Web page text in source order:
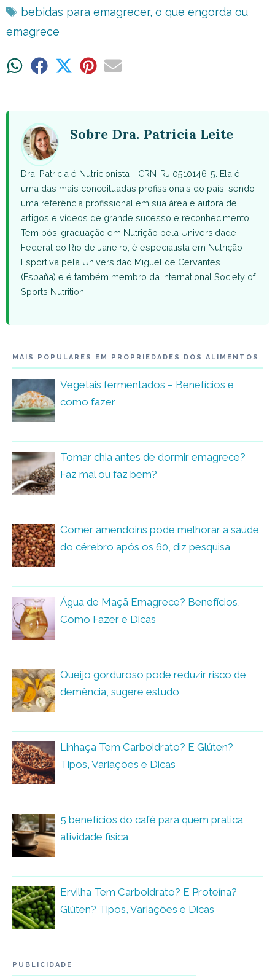
Tags
bebidas para emagrecer, o que engorda ou
emagrece
ShareShare ShareShareShare
Sobre Dra. Patricia Leite
Dra. Patricia é Nutricionista - CRN-RJ 0510146-5. Ela é
uma das mais conceituadas profissionais do país, sendo
uma referência profissional em sua área e autora de
artigos e vídeos de grande sucesso e reconhecimento.
Tem pós-graduação em Nutrição pela Universidade
Federal do Rio de Janeiro, é especialista em Nutrição
Esportiva pela Universidad Miguel de Cervantes
(España) e é também membro da International Society of
Sports Nutrition.
MAIS POPULARES EM PROPRIEDADES DOS ALIMENTOS
Vegetais fermentados – Benefícios e
como fazer
Tomar chia antes de dormir emagrece?
Faz mal ou faz bem?
Comer amendoins pode melhorar a saúde
do cérebro após os 60, diz pesquisa
Água de Maçã Emagrece? Benefícios,
Como Fazer e Dicas
Queijo gorduroso pode reduzir risco de
demência, sugere estudo
Linhaça Tem Carboidrato? E Glúten?
Tipos, Variações e Dicas
5 benefícios do café para quem pratica
atividade física
Ervilha Tem Carboidrato? E Proteína?
Glúten? Tipos, Variações e Dicas
PUBLICIDADE